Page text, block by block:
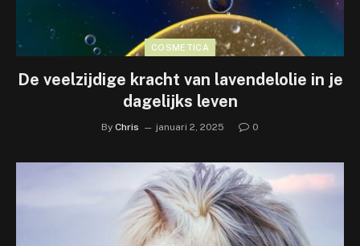
COSMETICA
De veelzijdige kracht van lavendelolie in je
dagelijks leven
By Chris januari 2, 2025 0